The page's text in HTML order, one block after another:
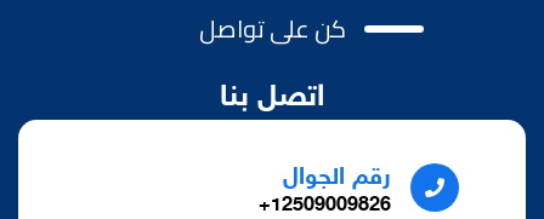
كن على تواصل
اتصل بنا
رقم الجوال
12509009826+